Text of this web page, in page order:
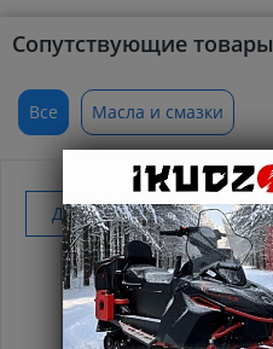
Сопутствующие товары
Все Масла и смазки
Добавить к покупке